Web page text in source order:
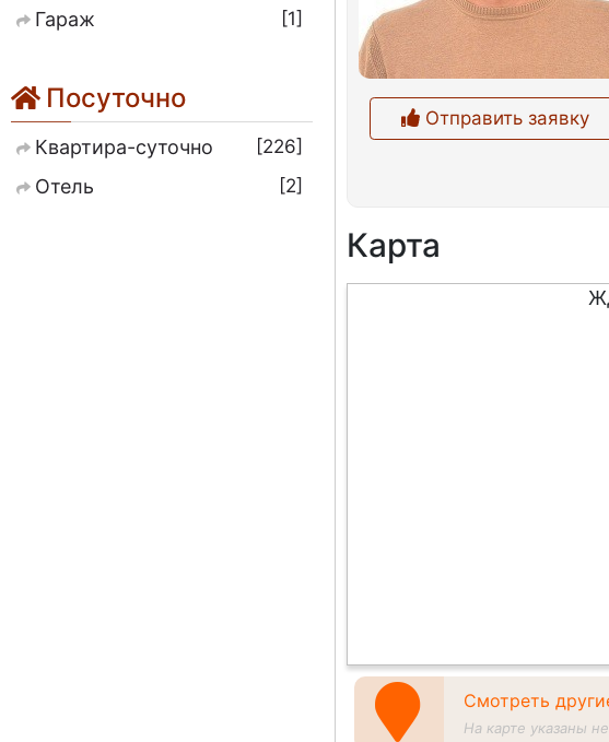
Гараж
1
Посуточно
Квартира-суточно
226
Отель
2
Отправить заявку
Карта
Смотреть
На карте указаны